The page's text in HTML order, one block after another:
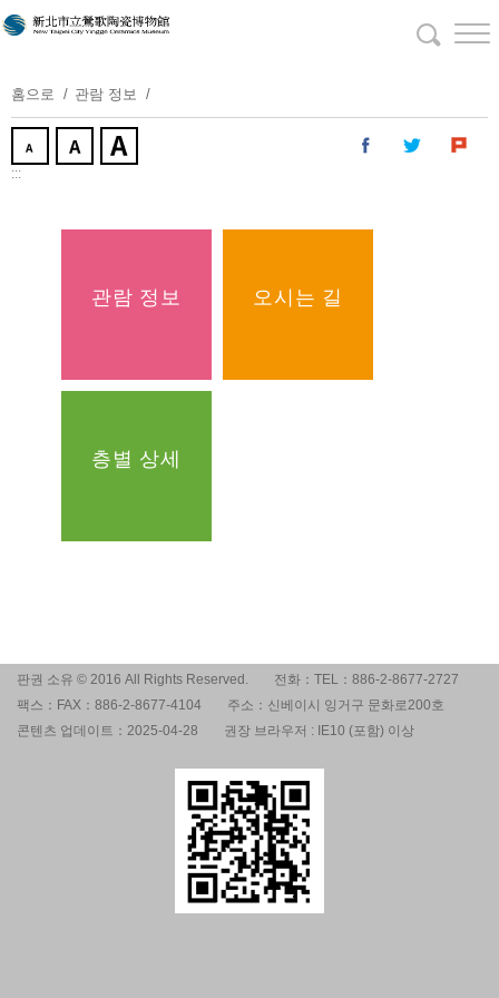
주
요
용
보
홈으로 관람 정보
:::
관람 정보 오시는 길
층별 상세
판권 소유 © 2016 All Rights Reserved.
전화：TEL：886-2-8677-2727
팩스：FAX：886-2-8677-4104
주소：신베이시 잉거구 문화로200호
콘텐츠 업데이트：2025-04-28
권장 브라우저 : IE10 (포함) 이상